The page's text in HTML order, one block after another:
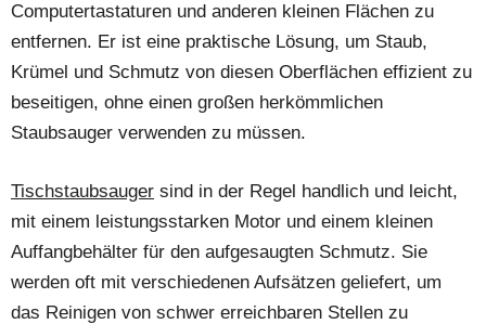
Computertastaturen und anderen kleinen Flächen zu
entfernen. Er ist eine praktische Lösung, um Staub,
Krümel und Schmutz von diesen Oberflächen effizient zu
beseitigen, ohne einen großen herkömmlichen
Staubsauger verwenden zu müssen.
Tischstaubsauger sind in der Regel handlich und leicht,
mit einem leistungsstarken Motor und einem kleinen
Auffangbehälter für den aufgesaugten Schmutz. Sie
werden oft mit verschiedenen Aufsätzen geliefert, um
das Reinigen von schwer erreichbaren Stellen zu